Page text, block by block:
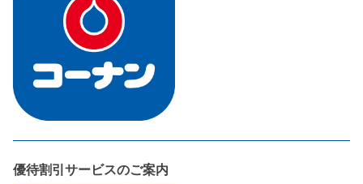
優待割引サービスのご案内